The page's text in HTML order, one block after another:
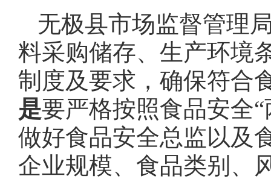
无极县市场监督管理
料采购储存、生产环境
制度及要求，确保符合
是要严格按照食品安全
做好食品安全总监以及
企业规模、食品类别、